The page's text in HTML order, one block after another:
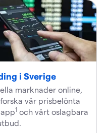
i Sverige
marknader online,
vår prisbelönta
1och vårt oslagbara